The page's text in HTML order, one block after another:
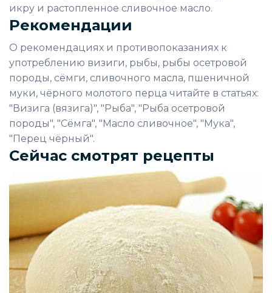
икру и растопленное сливочное масло.
Рекомендации
О рекомендациях и противопоказаниях к
употреблению визиги, рыбы, рыбы осетровой
породы, сёмги, сливочного масла, пшеничной
муки, чёрного молотого перца читайте в статьях:
"Визига (вязига)", "Рыба", "Рыба осетровой
породы", "Сёмга", "Масло сливочное", "Мука",
"Перец чёрный".
Сейчас смотрят рецепты